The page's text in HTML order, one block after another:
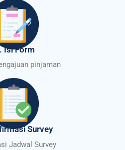
Isi Form
pinjaman
Survey
Jadwal Survey